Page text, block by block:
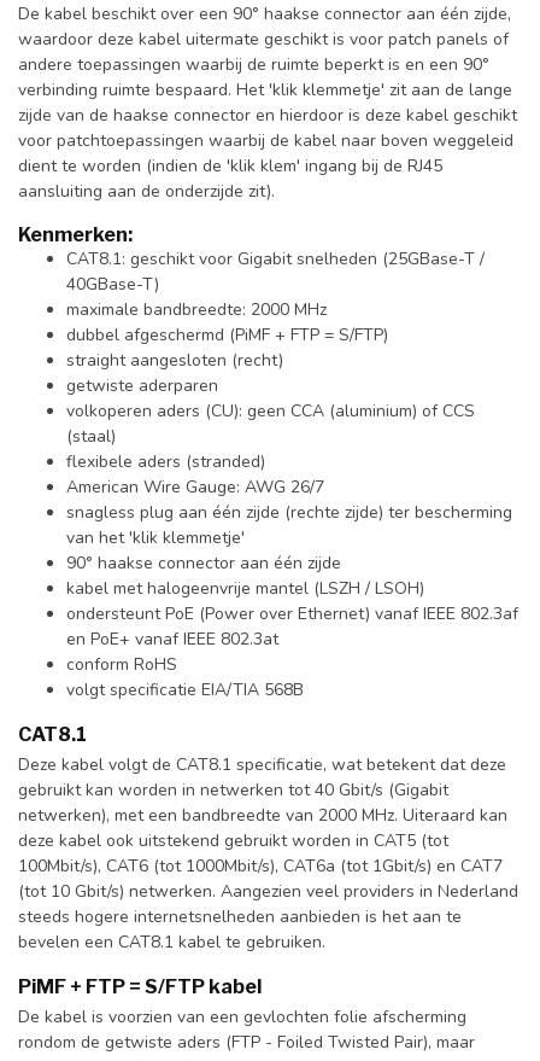
De kabel beschikt over een 90° haakse connector aan één zijde,
waardoor deze kabel uitermate geschikt is voor patch panels of
andere toepassingen waarbij de ruimte beperkt is en een 90°
verbinding ruimte bespaard. Het 'klik klemmetje' zit aan de lange
zijde van de haakse connector en hierdoor is deze kabel geschikt
voor patchtoepassingen waarbij de kabel naar boven weggeleid
dient te worden (indien de 'klik klem' ingang bij de RJ45
aansluiting aan de onderzijde zit).
Kenmerken:
CAT8.1: geschikt voor Gigabit snelheden (25GBase-T /
40GBase-T)
maximale bandbreedte: 2000 MHz
dubbel afgeschermd (PiMF + FTP = S/FTP)
straight aangesloten (recht)
getwiste aderparen
volkoperen aders (CU): geen CCA (aluminium) of CCS
(staal)
flexibele aders (stranded)
American Wire Gauge: AWG 26/7
snagless plug aan één zijde (rechte zijde) ter bescherming
van het 'klik klemmetje'
90° haakse connector aan één zijde
kabel met halogeenvrije mantel (LSZH / LSOH)
ondersteunt PoE (Power over Ethernet) vanaf IEEE 802.3af
en PoE+ vanaf IEEE 802.3at
conform RoHS
volgt specificatie EIA/TIA 568B
CAT8.1
Deze kabel volgt de CAT8.1 specificatie, wat betekent dat deze
gebruikt kan worden in netwerken tot 40 Gbit/s (Gigabit
netwerken), met een bandbreedte van 2000 MHz. Uiteraard kan
deze kabel ook uitstekend gebruikt worden in CAT5 (tot
100Mbit/s), CAT6 (tot 1000Mbit/s), CAT6a (tot 1Gbit/s) en CAT7
(tot 10 Gbit/s) netwerken. Aangezien veel providers in Nederland
steeds hogere internetsnelheden aanbieden is het aan te
bevelen een CAT8.1 kabel te gebruiken.
PiMF + FTP = S/FTP kabel
De kabel is voorzien van een gevlochten folie afscherming
rondom de getwiste aders (FTP - Foiled Twisted Pair), maar